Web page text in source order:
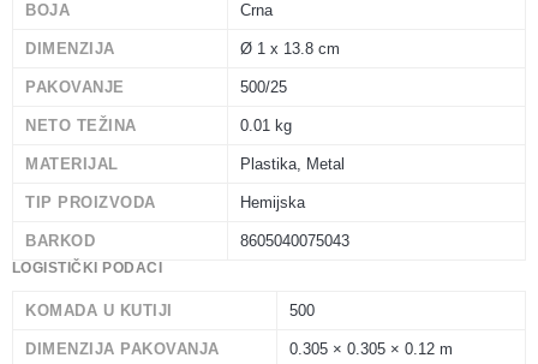
BOJA Crna
DIMENZIJA Ø 1 x 13.8 cm
PAKOVANJE 500/25
NETO TEŽINA 0.01 kg
MATERIJAL Plastika, Metal
TIP PROIZVODA Hemijska
BARKOD 8605040075043
LOGISTIČKI PODACI
KOMADA U KUTIJI 500
DIMENZIJA PAKOVANJA 0.305 × 0.305 × 0.12 m